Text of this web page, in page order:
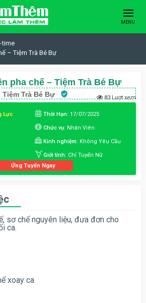
MENU
time
– Tiệm Trà Bé Bự
pha chế – Tiệm Trà Bé Bự
Tiệm Trà Bé Bự 83 Lượt xem
Lực Thời Hạn: 17/07/2025
Chức vụ: Nhân Viên
Kinh nghiệm: Không Yêu Cầu
Giới tính: Chỉ Tuyển Nữ
Ứng Tuyển Ngay
sơ chế nguyên liệu, đưa đơn cho
ca.
xoay ca